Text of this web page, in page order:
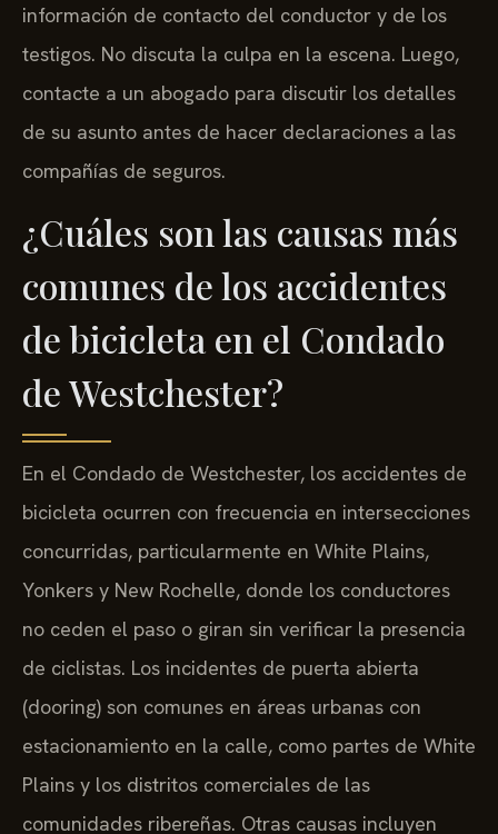
información de contacto del conductor y de los
testigos. No discuta la culpa en la escena. Luego,
contacte a un abogado para discutir los detalles
de su asunto antes de hacer declaraciones a las
compañías de seguros.
¿Cuáles son las causas más
comunes de los accidentes
de bicicleta en el Condado
de Westchester?
En el Condado de Westchester, los accidentes de
bicicleta ocurren con frecuencia en intersecciones
concurridas, particularmente en White Plains,
Yonkers y New Rochelle, donde los conductores
no ceden el paso o giran sin verificar la presencia
de ciclistas. Los incidentes de puerta abierta
(dooring) son comunes en áreas urbanas con
estacionamiento en la calle, como partes de White
Plains y los distritos comerciales de las
comunidades ribereñas. Otras causas incluyen